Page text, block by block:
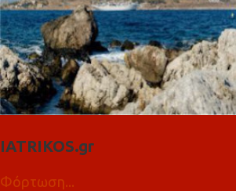
IATRIKOS.gr
Φόρτωση...